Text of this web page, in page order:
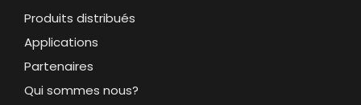
Produits distribués
Applications
Partenaires
Qui sommes nous?